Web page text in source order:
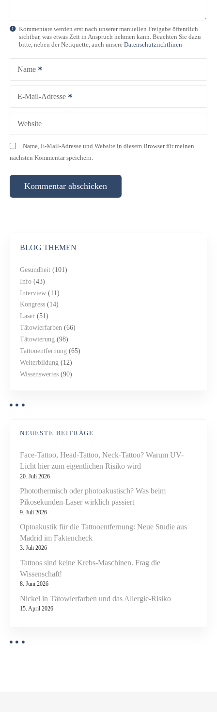
g Kommentare werden erst nach unserer manuellen Freigabe öffentlich
sichtbar, was etwas Zeit in Anspruch nehmen kann. Beachten Sie dazu
bitte, neben der Netiquette, auch unsereDatenschutzrichtlinen
Name
E-Mail-Adresse
Website
Name, E-Mail-Adresse und Website in diesem Browser für meinen
nächsten Kommentar speichern.
BLOG THEMEN
Gesundheit (101)
Info (43)
Interview (11)
Kongress (14)
Laser (51)
Tätowierfarben (66)
Tätowierung (98)
Tattooentfernung (65)
Weiterbildung (12)
Wissenswertes (90)
NEUESTE BEITRÄGE
Face-Tattoo, Head-Tattoo, Neck-Tattoo? Warum UV-
Licht hier zum eigentlichen Risiko wird
20. Juli 2026
Photothermisch oder photoakustisch? Was beim
Pikosekunden-Laser wirklich passiert
9. Juli 2026
Optoakustik für die Tattooentfernung: Neue Studie aus
Madrid im Faktencheck
3. Juli 2026
Tattoos sind keine Krebs-Maschinen. Frag die
Wissenschaft!
8. Juni 2026
Nickel in Tätowierfarben und das Allergie-Risiko
15. April 2026